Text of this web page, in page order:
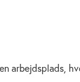
arbejdsplads,